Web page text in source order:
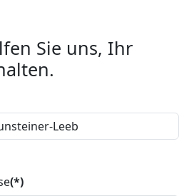
Sie uns, Ihr
(*)